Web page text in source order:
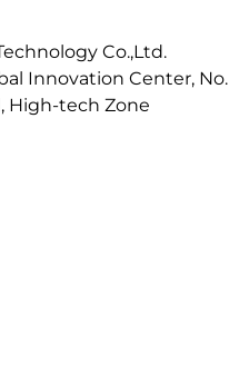
der Amazfit T-Rex 3
Hitze, Kälte,
mehr standhalten kann und
gerüstet, die Sie sich
von mehr als drei
für mehr als 180
Aktivität im Freien.
Co.,Ltd.
Innovation Center, No.
High-tech Zone